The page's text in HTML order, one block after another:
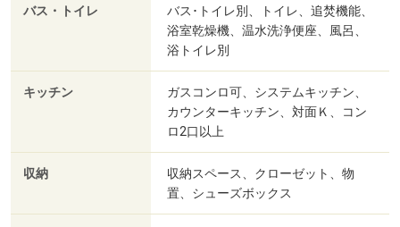
バス・トイレ
バス･トイレ別、トイレ、追焚機能、
浴室乾燥機、温水洗浄便座、風呂、
浴トイレ別
キッチン
ガスコンロ可、システムキッチン、
カウンターキッチン、対面Ｋ、コン
ロ2口以上
収納
収納スペース、クローゼット、物
置、シューズボックス